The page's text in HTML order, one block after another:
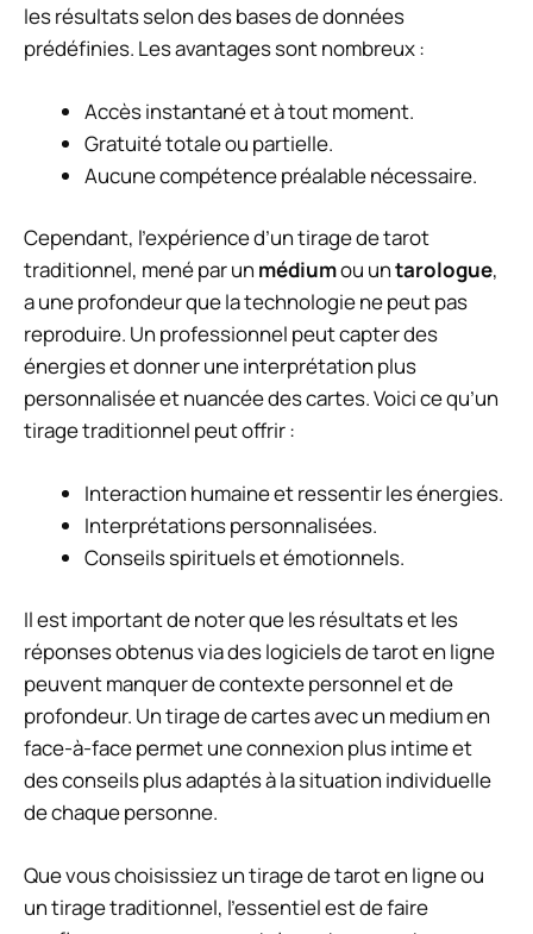
les résultats selon des bases de données
prédéfinies. Les avantages sont nombreux :
Accès instantané et à tout moment.
Gratuité totale ou partielle.
Aucune compétence préalable nécessaire.
Cependant, l’expérience d’un tirage de tarot
traditionnel, mené par un médiumou untarologue,
a une profondeur que la technologie ne peut pas
reproduire. Un professionnel peut capter des
énergies et donner une interprétation plus
personnalisée et nuancée des cartes. Voici ce qu’un
tirage traditionnel peut offrir :
Interaction humaine et ressentir les énergies.
Interprétations personnalisées.
Conseils spirituels et émotionnels.
Il est important de noter que les résultats et les
réponses obtenus via des logiciels de tarot en ligne
peuvent manquer de contexte personnel et de
profondeur. Un tirage de cartes avec un medium en
face-à-face permet une connexion plus intime et
des conseils plus adaptés à la situation individuelle
de chaque personne.
Que vous choisissiez un tirage de tarot en ligne ou
un tirage traditionnel, l’essentiel est de faire